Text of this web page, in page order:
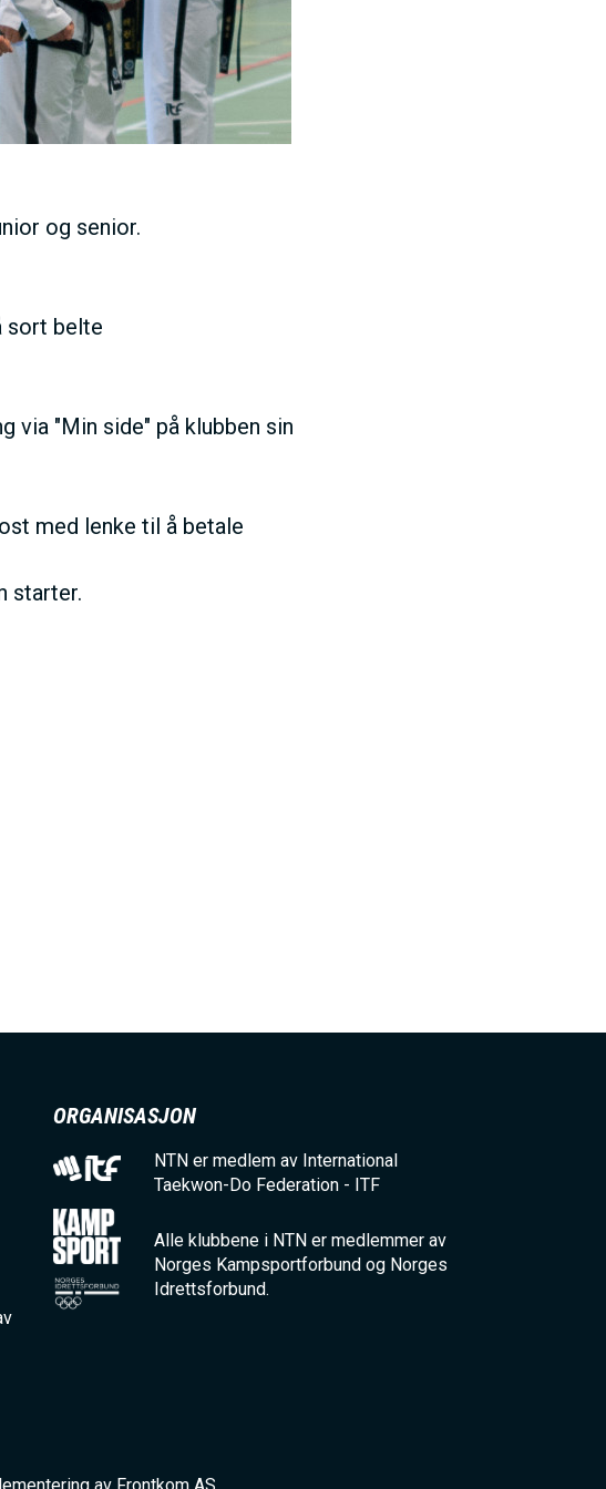
og senior.
sort belte
via "Min side" på klubben sin
med lenke til å betale
starter.
ORGANISASJON
NTN er medlem av International
Taekwon-Do Federation - ITF
Alle klubbene i NTN er medlemmer av
Norges Kampsportforbund og Norges
Idrettsforbund.